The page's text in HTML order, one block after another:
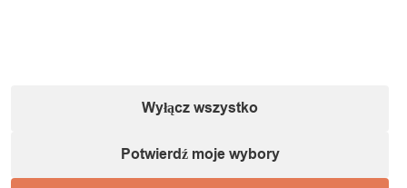
z dyrektywą GPSR):
IT&IMPORT Kajetan Sikorski |Adres:
03-140 Warszawa |NIP:5242759671 |REGON:146686599 |
Wyłącz wszystko
Potwierdź moje wybory